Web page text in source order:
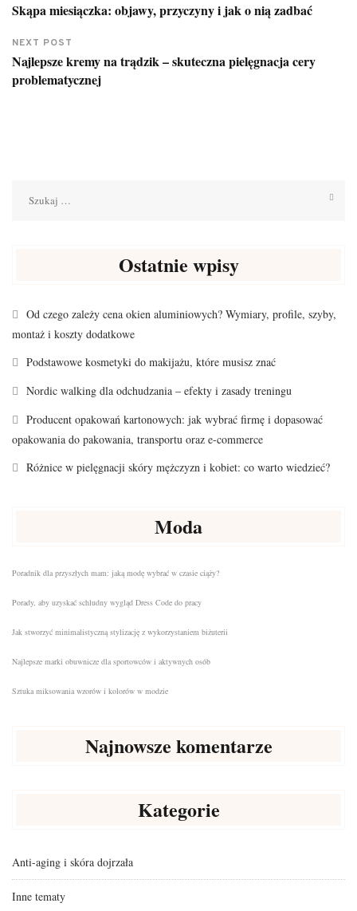
Skąpa miesiączka: objawy, przyczyny i jak o nią zadbać
NEXT POST
Najlepsze kremy na trądzik – skuteczna pielęgnacja cery
problematycznej
Ostatnie wpisy
Od czego zależy cena okien aluminiowych? Wymiary, profile, szyby,
montaż i koszty dodatkowe
Podstawowe kosmetyki do makijażu, które musisz znać
Nordic walking dla odchudzania – efekty i zasady treningu
Producent opakowań kartonowych: jak wybrać firmę i dopasować
opakowania do pakowania, transportu oraz e-commerce
Różnice w pielęgnacji skóry mężczyzn i kobiet: co warto wiedzieć?
Moda
Poradnik dla przyszłych mam: jaką modę wybrać w czasie ciąży?
Porady, aby uzyskać schludny wygląd Dress Code do pracy
Jak stworzyć minimalistyczną stylizację z wykorzystaniem biżuterii
Najlepsze marki obuwnicze dla sportowców i aktywnych osób
Sztuka miksowania wzorów i kolorów w modzie
Najnowsze komentarze
Kategorie
Anti-aging i skóra dojrzała
Inne tematy